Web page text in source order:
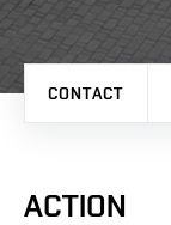
CONTACT
ACTION